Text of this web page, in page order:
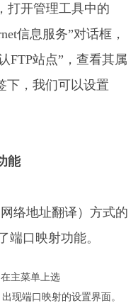
打开管理工具中的
信息服务”对话框，
FTP站点”，查看其属
下，我们可以设置
能
络地址翻译）方式的
端口映射功能。
主菜单上选
现端口映射的设置界面。